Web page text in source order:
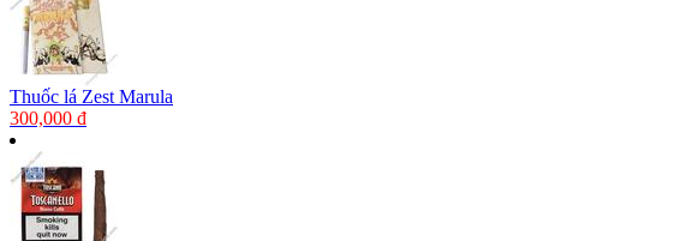
Thuốc lá Zest Marula
300,000 đ